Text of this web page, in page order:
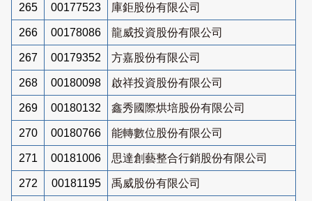
265 00177523 庫鉅股份有限公司
266 00178086 龍威投資股份有限公司
267 00179352 方嘉股份有限公司
268 00180098 啟祥投資股份有限公司
269 00180132 鑫秀國際烘培股份有限公司
270 00180766 能轉數位股份有限公司
271 00181006 思達創藝整合行銷股份有限公司
272 00181195 禹威股份有限公司